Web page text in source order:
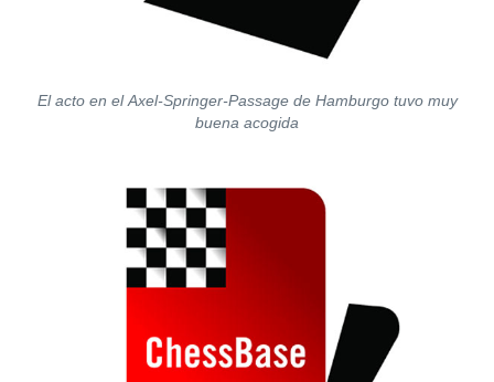
El acto en el Axel-Springer-Passage de Hamburgo tuvo muy
buena acogida